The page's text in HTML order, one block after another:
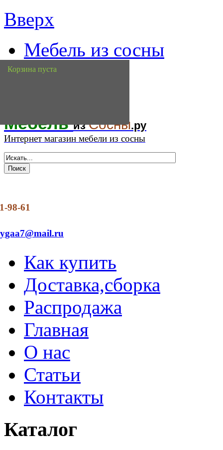
Вверх
Мебель из сосны
доставка
МебельизСосны.ру
Интернет магазин мебели из сосны
98-61
Как купить
Доставка,сборка
Распродажа
Главная
О нас
Статьи
Контакты
Корзина пуста
Каталог